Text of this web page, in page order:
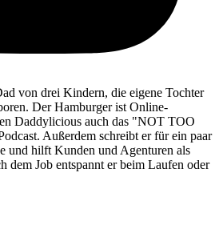
von drei Kindern, die eigene Tochter
Der Hamburger ist Online-
Daddylicious auch das "NOT TOO
Außerdem schreibt er für ein paar
und hilft Kunden und Agenturen als
dem Job entspannt er beim Laufen oder